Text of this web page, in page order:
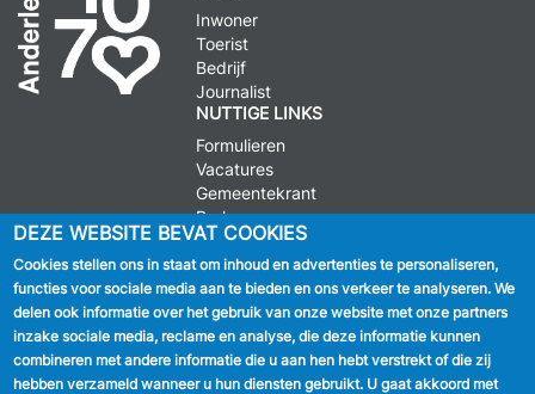
Inwoner
Toerist
Bedrijf
Journalist
NUTTIGE LINKS
Formulieren
Vacatures
Gemeentekrant
Parkeren
VOLG ONS
Facebook
Linkedin
DEZE WEBSITE BEVAT COOKIES
Cookies stellen ons in staat om inhoud en advertenties te personaliseren,
functies voor sociale media aan te bieden en ons verkeer te analyseren. We
delen ook informatie over het gebruik van onze website met onze partners
inzake sociale media, reclame en analyse, die deze informatie kunnen
combineren met andere informatie die u aan hen hebt verstrekt of die zij
hebben verzameld wanneer u hun diensten gebruikt. U gaat akkoord met